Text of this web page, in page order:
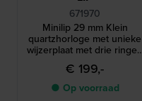
671970
Minilip 29 mm Klein
quartzhorloge met unieke
wijzerplaat met drie ringen
voor tijdmeting
€ 199,-
● Op voorraad